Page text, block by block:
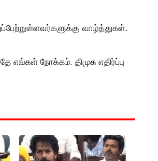
வாழ்த்துகள்.
எங்கள் நோக்கம். திமுக எதிர்ப்பு